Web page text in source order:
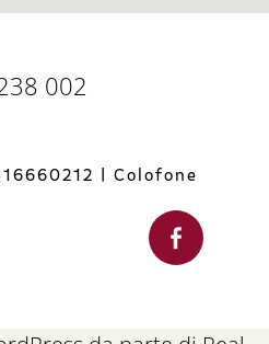
002
| Colofone